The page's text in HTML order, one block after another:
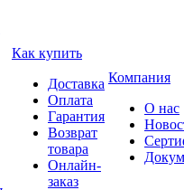
Как купить
Доставка
Оплата
Гарантия
Возврат
товара
Онлайн-
заказ
Компания
О нас